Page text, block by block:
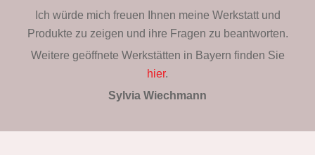
Ich würde mich freuen Ihnen meine Werkstatt und
Produkte zu zeigen und ihre Fragen zu beantworten.
Weitere geöffnete Werkstätten in Bayern finden Sie
hier.
Sylvia Wiechmann